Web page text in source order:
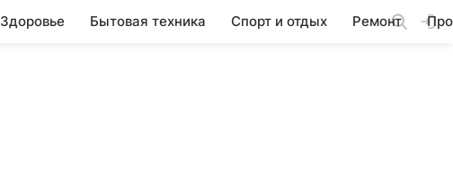
Здоровье Бытовая техника Спорт и отдых Ремонт